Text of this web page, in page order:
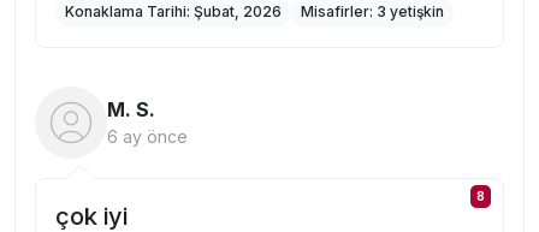
Konaklama Tarihi: Şubat, 2026 Misafirler: 3 yetişkin
M. S.
6 ay önce
8
çok iyi